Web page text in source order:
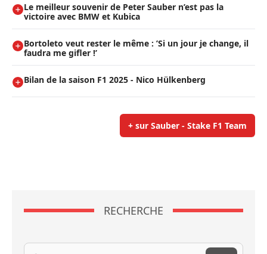
Le meilleur souvenir de Peter Sauber n’est pas la
victoire avec BMW et Kubica
Bortoleto veut rester le même : ’Si un jour je change, il
faudra me gifler !’
Bilan de la saison F1 2025 - Nico Hülkenberg
+ sur Sauber - Stake F1 Team
RECHERCHE
Recherche